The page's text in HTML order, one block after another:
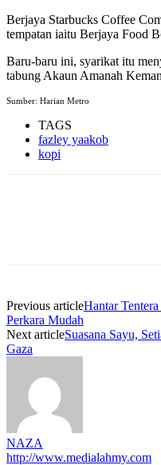
Berjaya Starbucks Coffee
tempatan iaitu Berjaya Food
Baru-baru ini, syarikat itu
tabung Akaun Amanah
Sumber: Harian Metro
TAGS
fazley yaakob
kopi
Previous articleHantar
Perkara Mudah
Next articleSuasana Sayu,
Gaza
NAZA
http://www.medialahmy.com